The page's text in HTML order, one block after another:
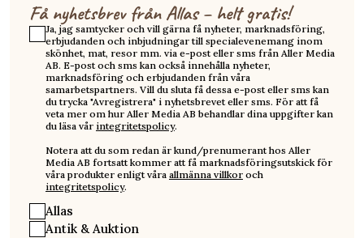
Få nyhetsbrev från Allas – helt gratis!
Ja, jag samtycker och vill gärna få nyheter, marknadsföring,
erbjudanden och inbjudningar till specialevenemang inom
skönhet, mat, resor mm. via e-post eller sms från Aller Media
AB. E-post och sms kan också innehålla nyheter,
marknadsföring och erbjudanden från våra
samarbetspartners. Vill du sluta få dessa e-post eller sms kan
du trycka "Avregistrera" i nyhetsbrevet eller sms. För att få
veta mer om hur Aller Media AB behandlar dina uppgifter kan
du läsa vår integritetspolicy.
Notera att du som redan är kund/prenumerant hos Aller
Media AB fortsatt kommer att få marknadsföringsutskick för
våra produkter enligt våra allmänna villkor och
integritetspolicy.
Allas
Antik & Auktion